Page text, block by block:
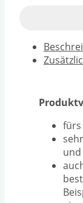
Sack
fürs